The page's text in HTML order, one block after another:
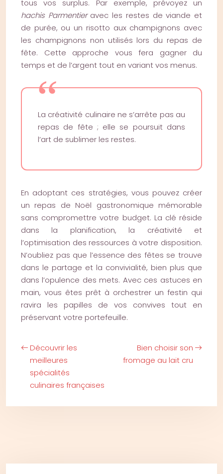
tous vos surplus. Par exemple, prévoyez un
hachis Parmentier avec les restes de viande et
de purée, ou un risotto aux champignons avec
les champignons non utilisés lors du repas de
fête. Cette approche vous fera gagner du
temps et de l’argent tout en variant vos menus.
La créativité culinaire ne s’arrête pas au
repas de fête ; elle se poursuit dans
l’art de sublimer les restes.
En adoptant ces stratégies, vous pouvez créer
un repas de Noël gastronomique mémorable
sans compromettre votre budget. La clé réside
dans la planification, la créativité et
l’optimisation des ressources à votre disposition.
N’oubliez pas que l’essence des fêtes se trouve
dans le partage et la convivialité, bien plus que
dans l’opulence des mets. Avec ces astuces en
main, vous êtes prêt à orchestrer un festin qui
ravira les papilles de vos convives tout en
préservant votre portefeuille.
Découvrir les
meilleures
spécialités
culinaires françaises
Bien choisir son
fromage au lait cru